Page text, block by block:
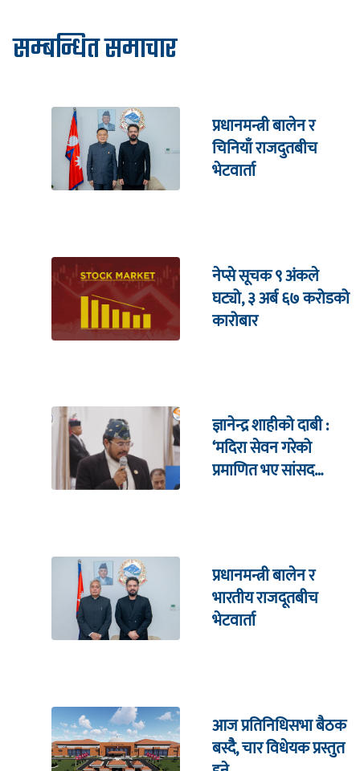
सम्बन्धित समाचार
प्रधानमन्त्री बालेन र
चिनियाँ राजदुतबीच
भेटवार्ता
नेप्से सूचक ९ अंकले
घट्यो, ३ अर्ब ६७ करोडको
कारोबार
ज्ञानेन्द्र शाहीको दाबी :
‘मदिरा सेवन गरेको
प्रमाणित भए सांसद
प्रधानमन्त्री बालेन र
भारतीय राजदूतबीच
भेटवार्ता
आज प्रतिनिधिसभा बैठक
बस्दैै, चार विधेयक प्रस्तुत